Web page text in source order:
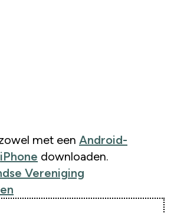
met een Android-
iPhone downloaden.
Vereniging